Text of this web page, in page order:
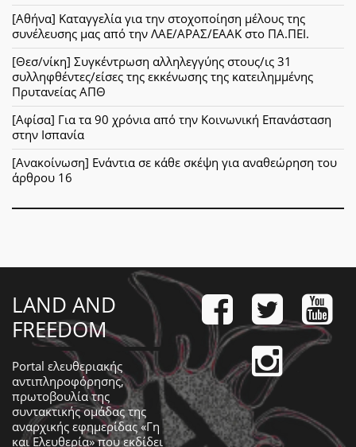
[Αθήνα] Καταγγελία για την στοχοποίηση μέλους της
συνέλευσης μας από την ΛΑΕ/ΑΡΑΣ/ΕΑΑΚ στο ΠΑ.ΠΕΙ.
[Θεσ/νίκη] Συγκέντρωση αλληλεγγύης στους/ις 31
συλληφθέντες/είσες της εκκένωσης της κατειλημμένης
Πρυτανείας ΑΠΘ
[Αφίσα] Για τα 90 χρόνια από την Κοινωνική Επανάσταση
στην Ισπανία
[Ανακοίνωση] Ενάντια σε κάθε σκέψη για αναθεώρηση του
άρθρου 16
LAND AND
FREEDOM
Portal ελευθεριακής
αντιπληροφόρησης,
πρωτοβουλία της
συντακτικής ομάδας της
αναρχικής εφημερίδας «Γη
και Ελευθερία» που εκδίδει